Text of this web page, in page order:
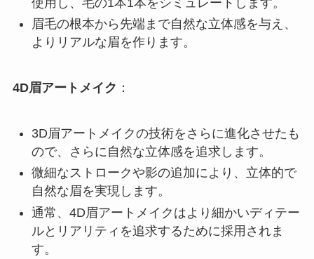
眉毛の根本から先端まで自然な立体感を与え、
よりリアルな眉を作ります。
4D眉アートメイク ：
3D眉アートメイクの技術をさらに進化させたも
ので、さらに自然な立体感を追求します。
微細なストロークや影の追加により、立体的で
自然な眉を実現します。
通常、4D眉アートメイクはより細かいディテー
ルとリアリティを追求するために採用されま
す。